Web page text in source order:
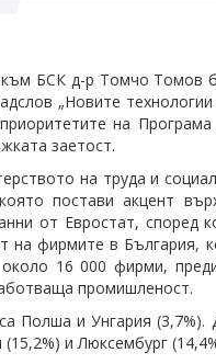
БСК д-р Томчо Томов
„Новите
на Програма
заетост.
на труда и
постави акцент
от Евростат, според
на фирмите в България,
16 000 фирми,
промишленост.
Полша и Унгария
и Люксембург